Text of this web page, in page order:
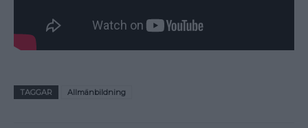
TAGGAR Allmänbildning